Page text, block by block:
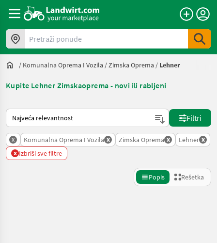
Pretraži ponude
/ Komunalna Oprema I Vozila /Zimska Oprema / Lehner
Kupite Lehner Zimskaoprema - novi ili rabljeni
Tako se sortira na Landwirt.com
Filtri
x Komunalna Oprema I Vozila x Zimska Oprema x Lehner x
x Izbriši sve filtre
Popis Rešetka